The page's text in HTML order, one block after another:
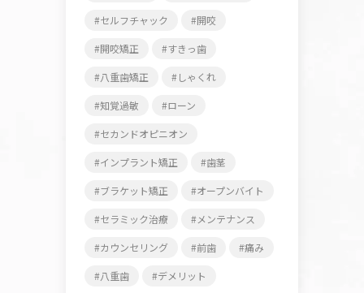
セルフチャック 開咬
開咬矯正 すきっ歯
八重歯矯正 しゃくれ
知覚過敏 ローン
セカンドオピニオン
インプラント矯正 歯茎
ブラケット矯正 オープンバイト
セラミック治療 メンテナンス
カウンセリング 前歯 痛み
八重歯 デメリット